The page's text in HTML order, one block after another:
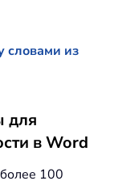
словами из
для
в Word
100